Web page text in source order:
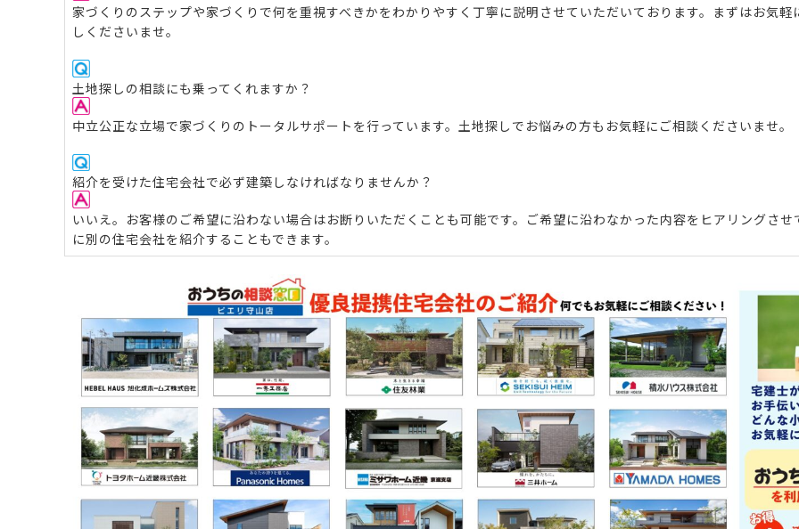
家づくりのステップや家づくりで何を重視すべきかをわかりやすく丁寧に説明させていただいております。まずはお気軽
しくださいませ。
土地探しの相談にも乗ってくれますか？
中立公正な立場で家づくりのトータルサポートを行っています。土地探しでお悩みの方もお気軽にご相談くださいませ。
紹介を受けた住宅会社で必ず建築しなければなりませんか？
いいえ。お客様のご希望に沿わない場合はお断りいただくことも可能です。ご希望に沿わなかった内容をヒアリングさせ
に別の住宅会社を紹介することもできます。